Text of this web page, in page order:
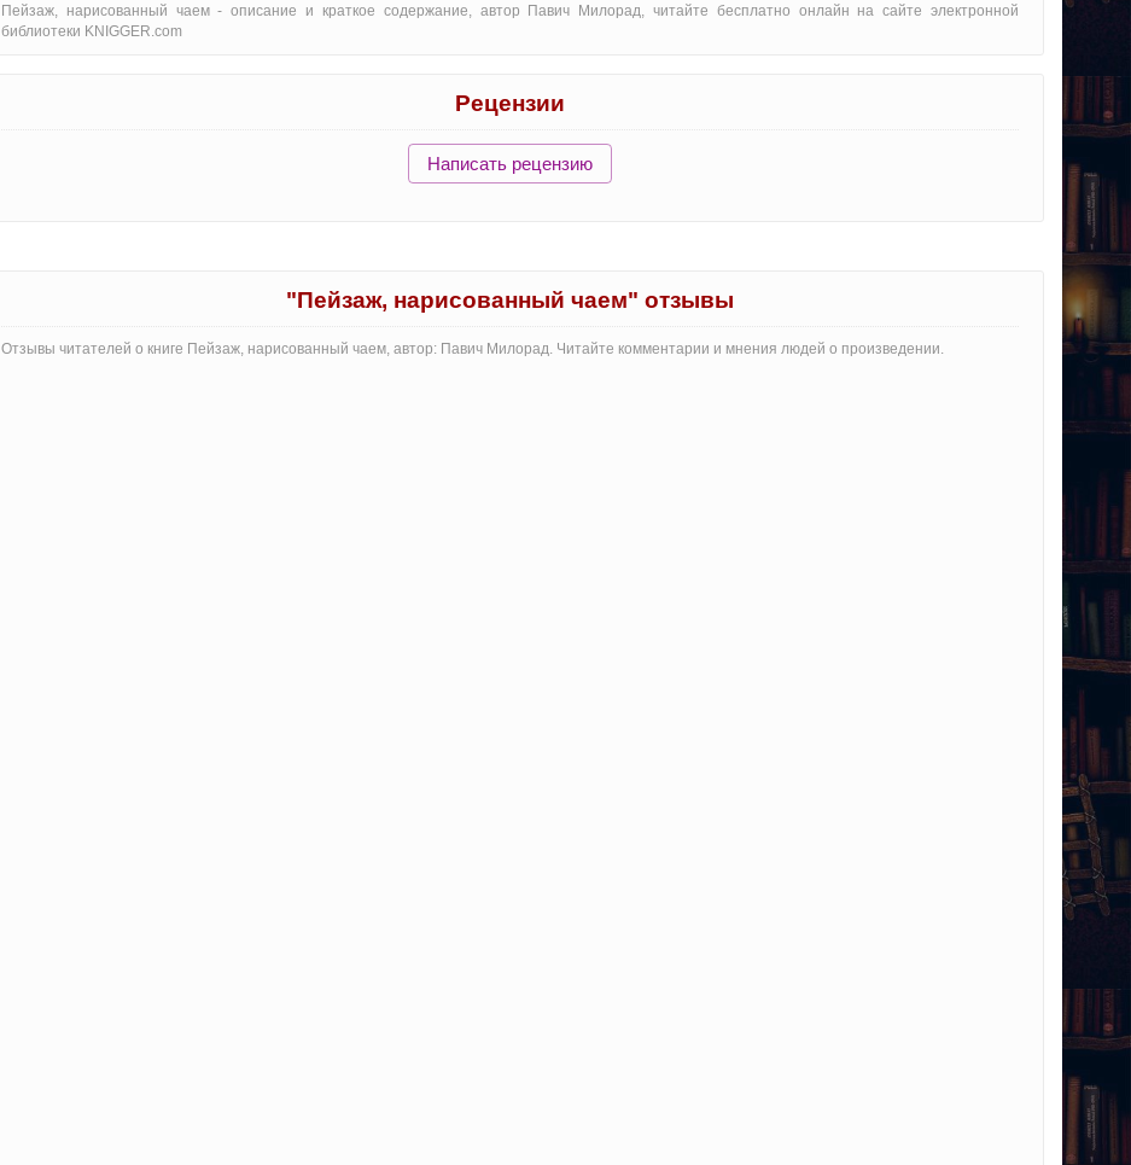
Пейзаж, нарисованный чаем - oписание и краткое содержание, автор Павич Милорад, читайте бесплатно онлайн на сайте электронной
библиотеки KNIGGER.com
Рецензии
Написать рецензию
"Пейзаж, нарисованный чаем" отзывы
Отзывы читателей о книге Пейзаж, нарисованный чаем, автор: Павич Милорад. Читайте комментарии и мнения людей о произведении.